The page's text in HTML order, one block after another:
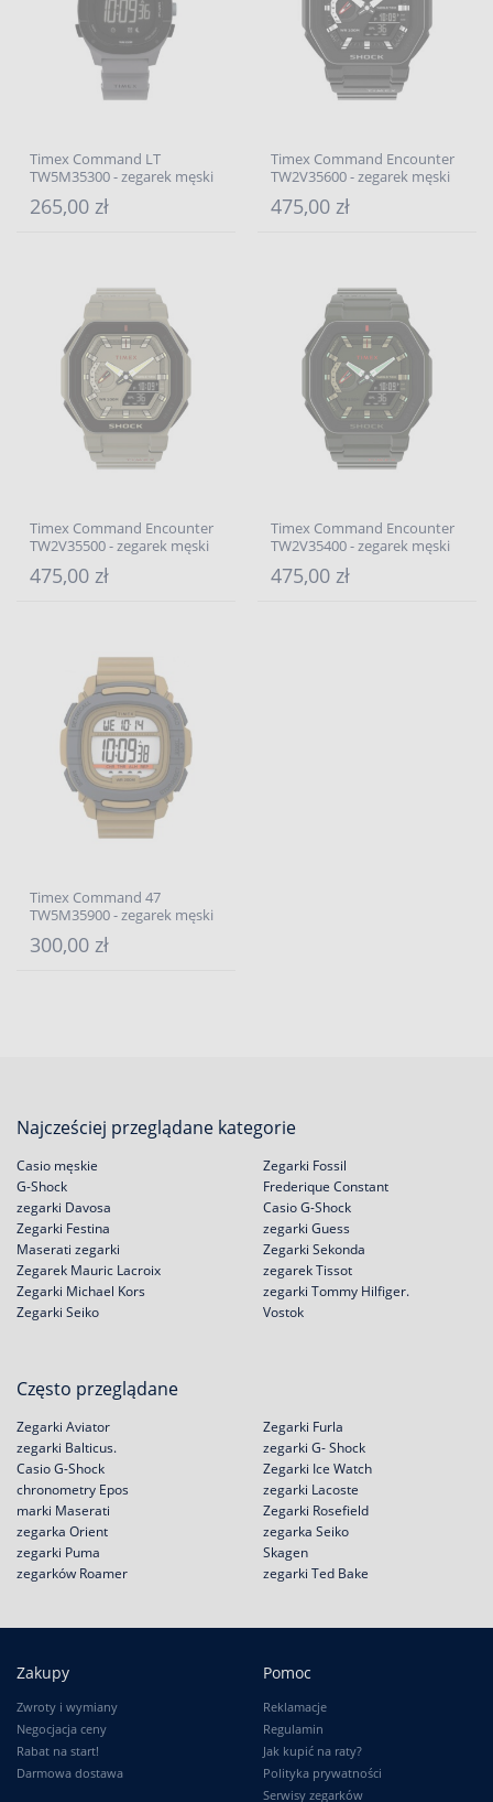
Timex Command LT
TW5M35300 - zegarek męski
265,00 zł
Timex Command Encounter
TW2V35600 - zegarek męski
475,00 zł
Timex Command Encounter
TW2V35500 - zegarek męski
475,00 zł
Timex Command Encounter
TW2V35400 - zegarek męski
475,00 zł
Timex Command 47
TW5M35900 - zegarek męski
300,00 zł
Najcześciej przeglądane kategorie
Casio męskie
G-Shock
zegarki Davosa
Zegarki Festina
Zegarki Fossil
Frederique Constant
Casio G-Shock
zegarki Guess
Maserati zegarki
Zegarek Mauric Lacroix
Zegarki Michael Kors
Zegarki Seiko
Zegarki Sekonda
zegarek Tissot
zegarki Tommy Hilfiger.
Vostok
Często przeglądane
Zegarki Aviator
zegarki Balticus.
Casio G-Shock
chronometry Epos
Zegarki Furla
zegarki G- Shock
Zegarki Ice Watch
zegarki Lacoste
marki Maserati
zegarka Orient
zegarki Puma
zegarków Roamer
Zegarki Rosefield
zegarka Seiko
Skagen
zegarki Ted Bake
Zakupy
Zwroty i wymiany
Negocjacja ceny
Rabat na start!
Darmowa dostawa
Pomoc
Reklamacje
Regulamin
Jak kupić na raty?
Polityka prywatności
Serwisy zegarków